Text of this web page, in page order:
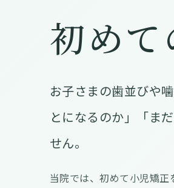
初めて
お子さまの歯並びや
とになるのか」「ま
せん。
当院では、初めて小児矯